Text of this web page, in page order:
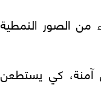
من الصور النمطية
آمنة، كي يستطعن